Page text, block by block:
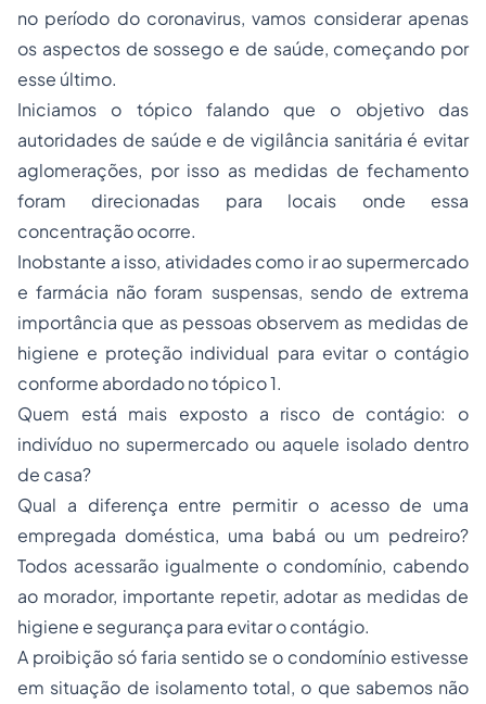
no período do coronavirus, vamos considerar apenas
os aspectos de sossego e de saúde, começando por
esse último.
Iniciamos o tópico falando que o objetivo das
autoridades de saúde e de vigilância sanitária é evitar
aglomerações, por isso as medidas de fechamento
foram direcionadas para locais onde essa
concentração ocorre.
Inobstante a isso, atividades como ir ao supermercado
e farmácia não foram suspensas, sendo de extrema
importância que as pessoas observem as medidas de
higiene e proteção individual para evitar o contágio
conforme abordado no tópico 1.
Quem está mais exposto a risco de contágio: o
indivíduo no supermercado ou aquele isolado dentro
de casa?
Qual a diferença entre permitir o acesso de uma
empregada doméstica, uma babá ou um pedreiro?
Todos acessarão igualmente o condomínio, cabendo
ao morador, importante repetir, adotar as medidas de
higiene e segurança para evitar o contágio.
A proibição só faria sentido se o condomínio estivesse
em situação de isolamento total, o que sabemos não